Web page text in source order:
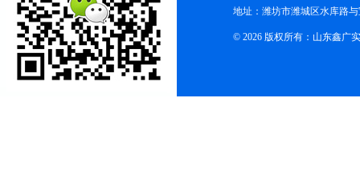
地址：潍坊市潍城区水库路
© 2026 版权所有：山东鑫广